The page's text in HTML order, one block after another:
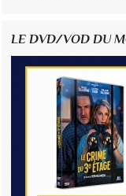
LE DVD/VOD DU